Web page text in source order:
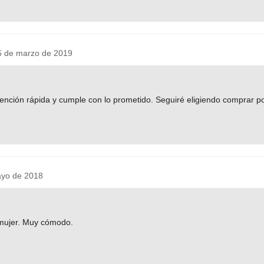
marzo de 2019
rápida y cumple con lo prometido. Seguiré eligiendo comprar
de 2018
Muy cómodo.